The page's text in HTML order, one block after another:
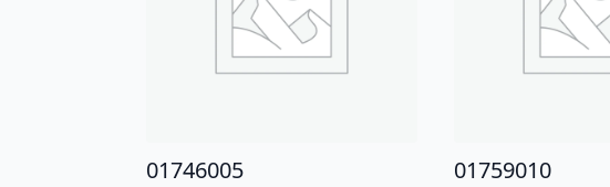
01746005 01759010